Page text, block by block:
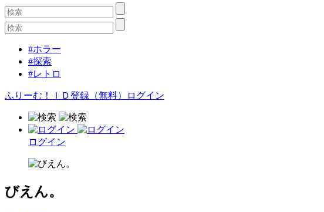
#ホラー
#探索
#レトロ
ふりーむ！ＩＤ登録（無料） ログイン
ログイン
びえん。